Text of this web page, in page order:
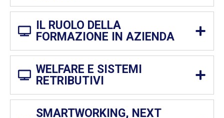
IL RUOLO DELLA
FORMAZIONE IN AZIENDA
WELFARE E SISTEMI
RETRIBUTIVI
SMARTWORKING, NEXT